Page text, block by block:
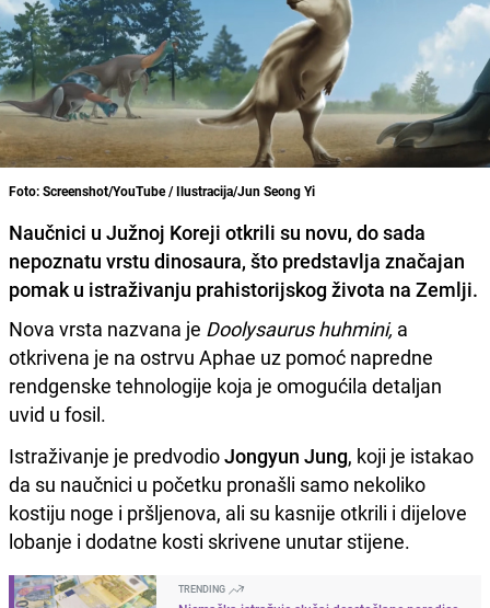
Foto: Screenshot/YouTube / Ilustracija/Jun Seong Yi
Naučnici u Južnoj Koreji otkrili su novu, do sada
nepoznatu vrstu dinosaura, što predstavlja značajan
pomak u istraživanju prahistorijskog života na Zemlji.
Nova vrsta nazvana je Doolysaurus huhmini, a
otkrivena je na ostrvu Aphae uz pomoć napredne
rendgenske tehnologije koja je omogućila detaljan
uvid u fosil.
Istraživanje je predvodioJongyun Jung, koji je istakao
da su naučnici u početku pronašli samo nekoliko
kostiju noge i pršljenova, ali su kasnije otkrili i dijelove
lobanje i dodatne kosti skrivene unutar stijene.
TRENDING